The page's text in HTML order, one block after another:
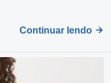
Continuar lendo